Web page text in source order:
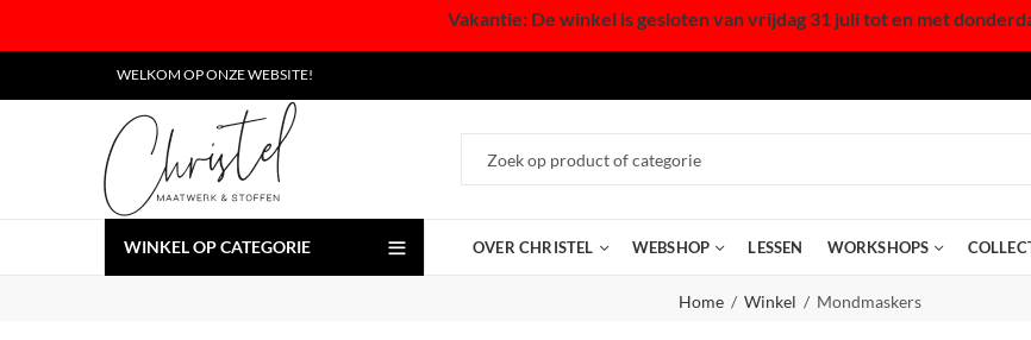
Vakantie: De winkel is gesloten van vrijdag 31 juli tot en met
WELKOM OP ONZE WEBSITE!
WINKEL OP CATEGORIE OVER CHRISTEL WEBSHOP LESSEN WORKSHOPS
Home Winkel Mondmaskers